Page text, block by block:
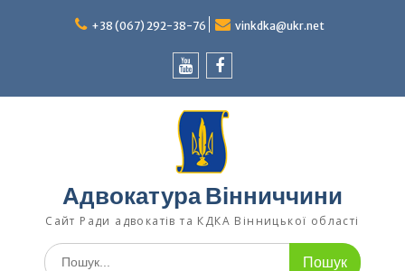
+38 (067) 292-38-76 vinkdka@ukr.net
Адвокатура Вінниччини
Сайт Ради адвокатів та КДКА Вінницької області
Шукати: